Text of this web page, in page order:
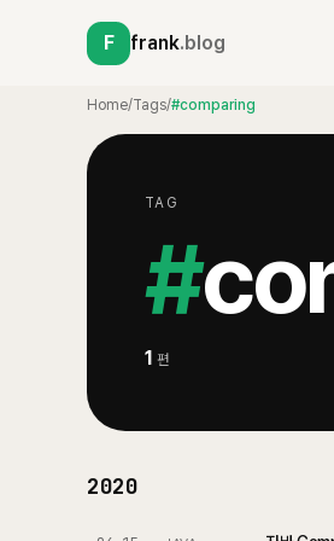
F frank.blog
Home/Tags/#comparing
TAG
#
1 편
2020